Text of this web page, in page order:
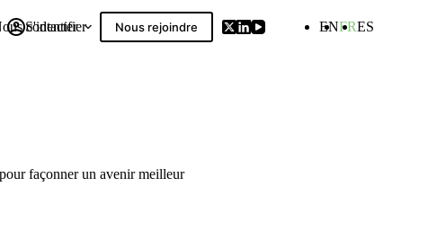
contacter
S'identifier Nous rejoindre ENFRES
façonner un avenir meilleur